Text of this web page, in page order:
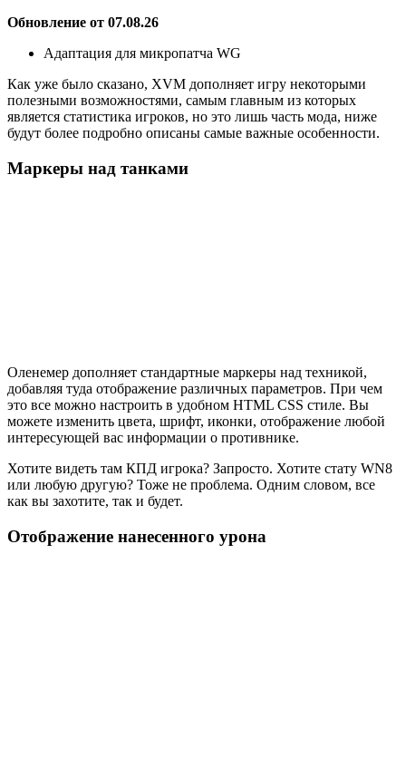
Обновление от 07.08.26
Адаптация для микропатча WG
Как уже было сказано, XVM дополняет игру некоторыми
полезными возможностями, самым главным из которых
является статистика игроков, но это лишь часть мода, ниже
будут более подробно описаны самые важные особенности.
Маркеры над танками
Оленемер дополняет стандартные маркеры над техникой,
добавляя туда отображение различных параметров. При чем
это все можно настроить в удобном HTML CSS стиле. Вы
можете изменить цвета, шрифт, иконки, отображение любой
интересующей вас информации о противнике.
Хотите видеть там КПД игрока? Запросто. Хотите стату WN8
или любую другую? Тоже не проблема. Одним словом, все
как вы захотите, так и будет.
Отображение нанесенного урона